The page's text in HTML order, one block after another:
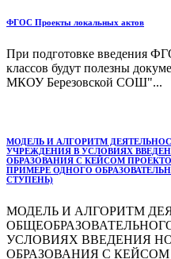
ФГОС Проекты локальных актов
При подготовке введения
классов будут полезны
МКОУ Березовской СОШ"...
МОДЕЛЬ И АЛГОРИТМ
УЧРЕЖДЕНИЯ В УСЛОВИЯХ
ОБРАЗОВАНИЯ С КЕЙСОМ
ПРИМЕРЕ ОДНОГО
СТУПЕНЬ)
МОДЕЛЬ И АЛГОРИТМ
УСЛОВИЯХ ВВЕДЕНИЯ
ОБРАЗОВАНИЯ С